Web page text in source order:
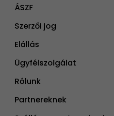
ÁSZF
Szerzői jog
Elállás
Ügyfélszolgálat
Rólunk
Partnereknek